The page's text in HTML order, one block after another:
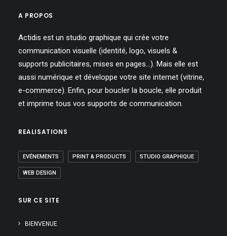
A PROPOS
Actidis est un studio graphique qui crée votre
communication visuelle (identité, logo, visuels &
supports publicitaires, mises en pages…). Mais elle est
aussi numérique et développe votre site internet (vitrine,
e-commerce). Enfin, pour boucler la boucle, elle produit
et imprime tous vos supports de communication.
REALISATIONS
EVÉNEMENTS PRINT & PRODUCTS STUDIO GRAPHIQUE
WEB DESIGN
SUR CE SITE
BIENVENUE